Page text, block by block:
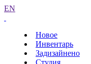
EN
Новое
Инвентарь
Задизайнено
Студия